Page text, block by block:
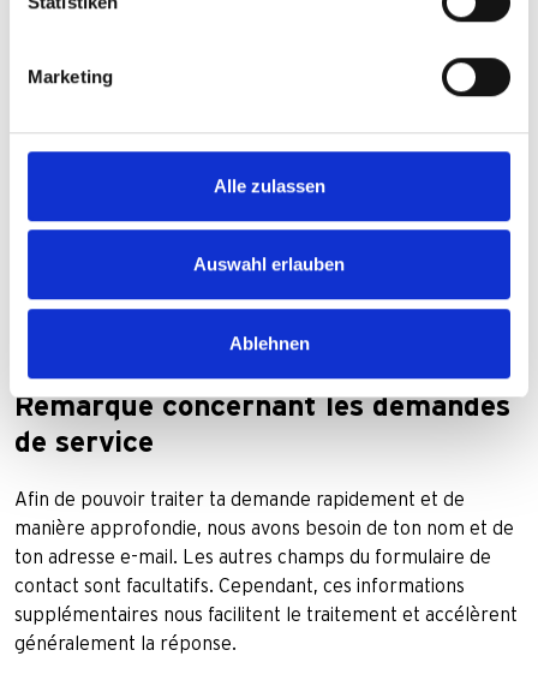
Marketing
Alle zulassen
Auswahl erlauben
Ablehnen
Déclaration de confidentialité
J'ai lu la déclaration de confidentialité de ce site web et
Vous trouverez ici notredéclaration de protection
Remarque concernant les demandes
de service
Afin de pouvoir traiter ta demande rapidement et de
manière approfondie, nous avons besoin de ton nom et de
ton adresse e-mail. Les autres champs du formulaire de
contact sont facultatifs. Cependant, ces informations
supplémentaires nous facilitent le traitement et accélèrent
généralement la réponse.